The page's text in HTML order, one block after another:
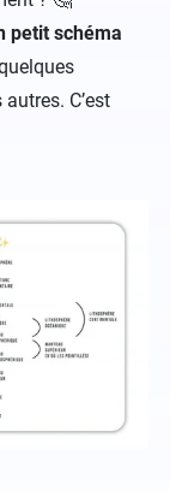
petit schéma
C’est